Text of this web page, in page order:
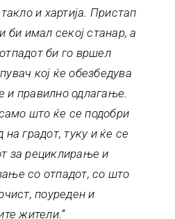
и хартија. Пристап
би имал секој станар, а
би го вршел
кој ќе обезбедува
и правилно одлагање.
што ќе се подобри
на градот, туку и ќе се
за рециклирање и
со отпадот, со што
поуреден и
жители.“